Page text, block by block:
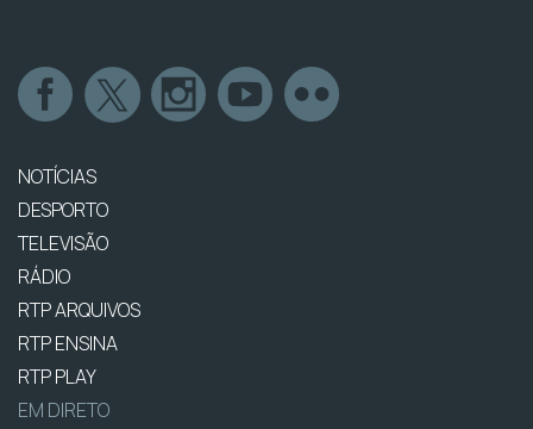
NOTÍCIAS
DESPORTO
TELEVISÃO
RÁDIO
RTP ARQUIVOS
RTP ENSINA
RTP PLAY
EM DIRETO